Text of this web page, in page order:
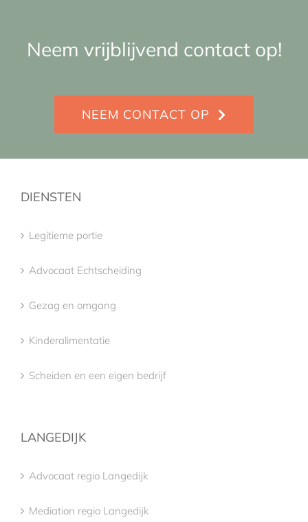
Neem vrijblijvend contact op!
NEEM CONTACT OP
DIENSTEN
Legitieme portie
Advocaat Echtscheiding
Gezag en omgang
Kinderalimentatie
Scheiden en een eigen bedrijf
LANGEDIJK
Advocaat regio Langedijk
Mediation regio Langedijk